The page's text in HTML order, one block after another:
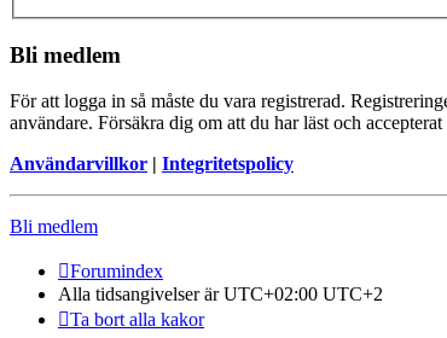
Bli medlem
För att logga in så måste du vara registrerad.
användare. Försäkra dig om att du har läst och
Användarvillkor | Integritetspolicy
Bli medlem
Forumindex
Alla tidsangivelser är UTC+02:00 UTC+2
Ta bort alla kakor